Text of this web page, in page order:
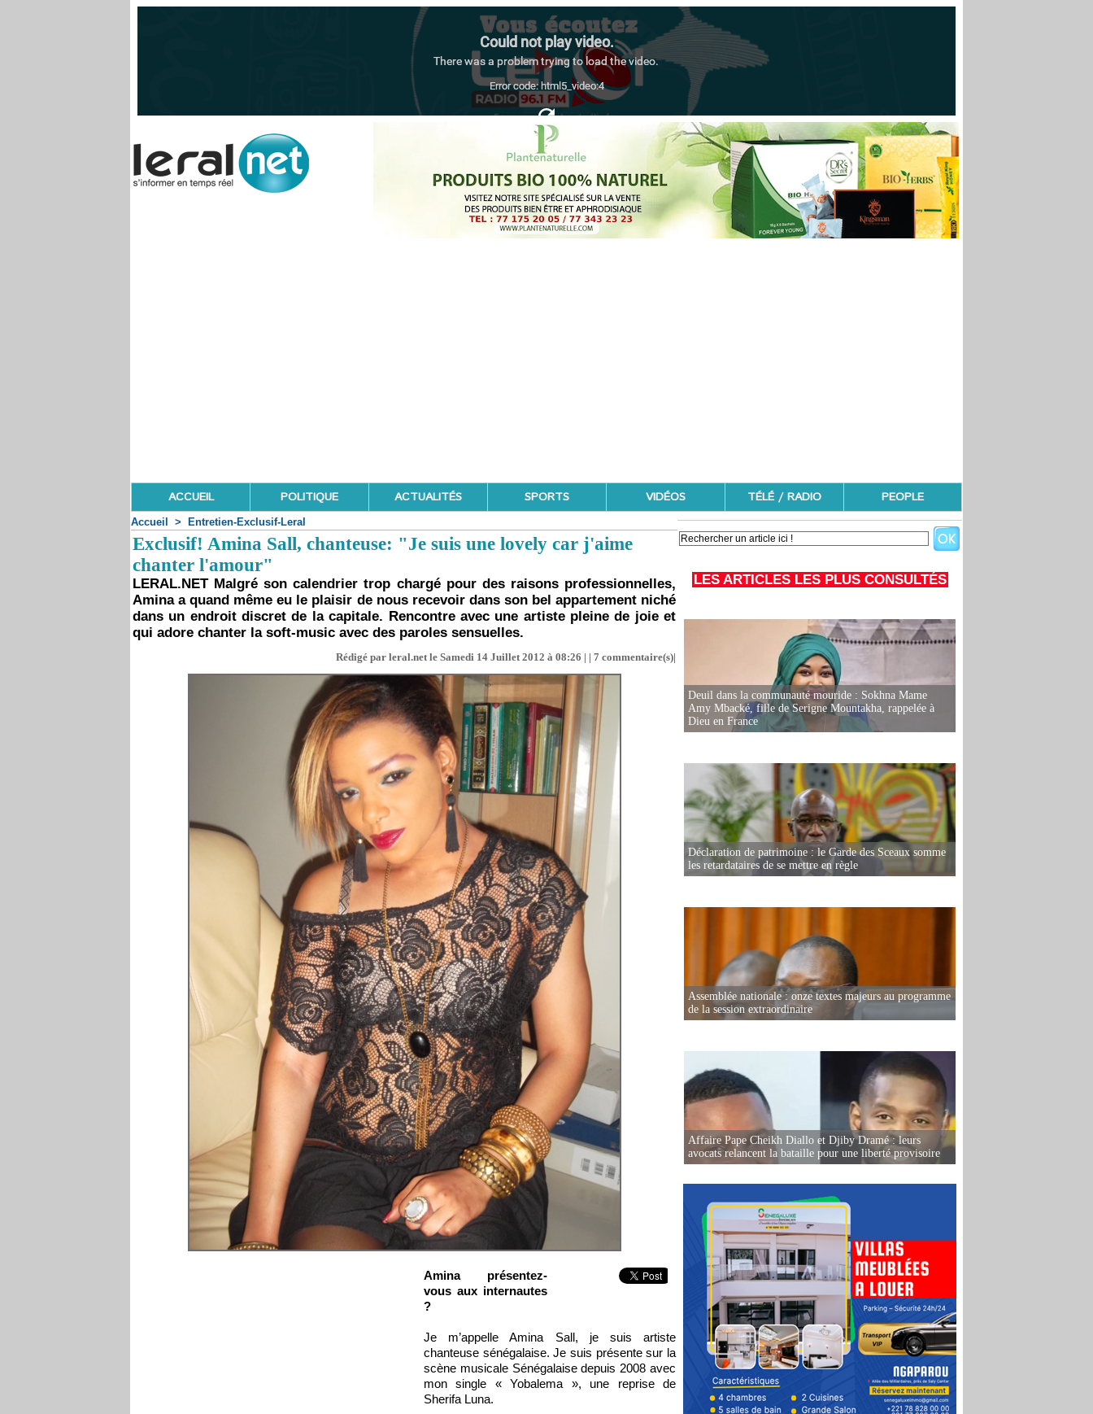
ACCUEIL POLITIQUE ACTUALITÉS SPORTS VIDÉOS TÉLÉ / RADIO PEOPLE
Accueil > Entretien-Exclusif-Leral
Exclusif! Amina Sall, chanteuse: "Je suis une lovely car j'aime
chanter l'amour"
LERAL.NET Malgré son calendrier trop chargé pour des raisons professionnelles,
Amina a quand même eu le plaisir de nous recevoir dans son bel appartement niché
dans un endroit discret de la capitale. Rencontre avec une artiste pleine de joie et
qui adore chanter la soft-music avec des paroles sensuelles.
Rédigé par leral.net le Samedi 14 Juillet 2012 à 08:26 | | 7 commentaire(s)|
Amina présentez-
vous aux internautes
?
Je m’appelle Amina Sall, je suis artiste
chanteuse sénégalaise. Je suis présente sur la
scène musicale Sénégalaise depuis 2008 avec
mon single « Yobalema », une reprise de
Sherifa Luna.
LES ARTICLES LES PLUS CONSULTÉS
Deuil dans la communauté mouride : Sokhna Mame
Amy Mbacké, fille de Serigne Mountakha, rappelée à
Dieu en France
Déclaration de patrimoine : le Garde des Sceaux somme
les retardataires de se mettre en règle
Assemblée nationale : onze textes majeurs au programme
de la session extraordinaire
Affaire Pape Cheikh Diallo et Djiby Dramé : leurs
avocats relancent la bataille pour une liberté provisoire